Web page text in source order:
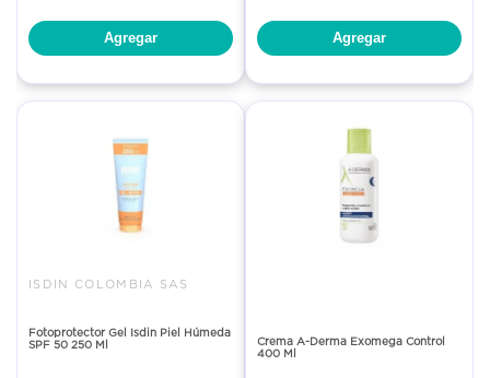
Agregar Agregar
ISDIN COLOMBIA SAS
Fotoprotector Gel Isdin Piel Húmeda
SPF 50 250 Ml
Crema A-Derma Exomega Control
400 Ml